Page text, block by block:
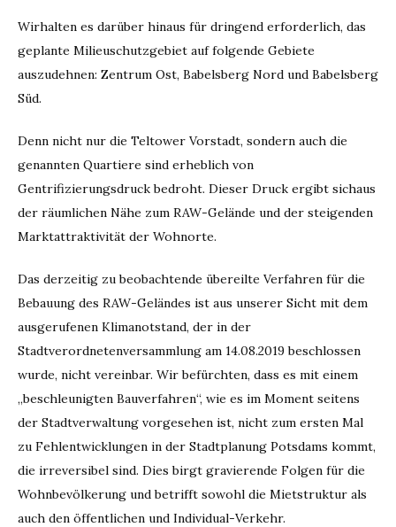
Wirhalten es darüber hinaus für dringend erforderlich, das
geplante Milieuschutzgebiet auf folgende Gebiete
auszudehnen: Zentrum Ost, Babelsberg Nord und Babelsberg
Süd.
Denn nicht nur die Teltower Vorstadt, sondern auch die
genannten Quartiere sind erheblich von
Gentrifizierungsdruck bedroht. Dieser Druck ergibt sichaus
der räumlichen Nähe zum RAW-Gelände und der steigenden
Marktattraktivität der Wohnorte.
Das derzeitig zu beobachtende übereilte Verfahren für die
Bebauung des RAW-Geländes ist aus unserer Sicht mit dem
ausgerufenen Klimanotstand, der in der
Stadtverordnetenversammlung am 14.08.2019 beschlossen
wurde, nicht vereinbar. Wir befürchten, dass es mit einem
„beschleunigten Bauverfahren“, wie es im Moment seitens
der Stadtverwaltung vorgesehen ist, nicht zum ersten Mal
zu Fehlentwicklungen in der Stadtplanung Potsdams kommt,
die irreversibel sind. Dies birgt gravierende Folgen für die
Wohnbevölkerung und betrifft sowohl die Mietstruktur als
auch den öffentlichen und Individual-Verkehr.